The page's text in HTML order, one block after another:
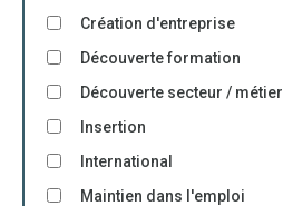
Création d'entreprise
Découverte formation
Découverte secteur / métier
Insertion
International
Maintien dans l'emploi